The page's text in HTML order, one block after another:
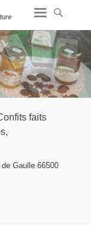
faits
Gaulle 66500